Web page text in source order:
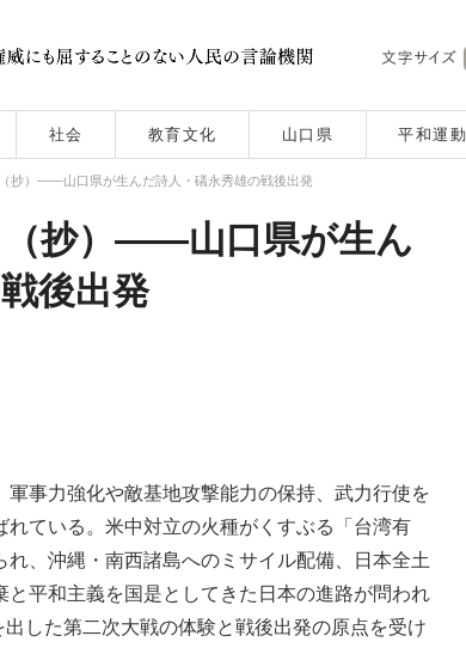
社会 教育文化 山口県 平和運動
（抄）――山口県が生んだ詩人・礒永秀雄の戦後出発
（抄）――山口県が生ん
戦後出発
事力強化や敵基地攻撃能力の保持、武力行使を
ている。米中対立の火種がくすぶる「台湾有
、沖縄・南西諸島へのミサイル配備、日本全土
平和主義を国是としてきた日本の進路が問われ
した第二次大戦の体験と戦後出発の原点を受け